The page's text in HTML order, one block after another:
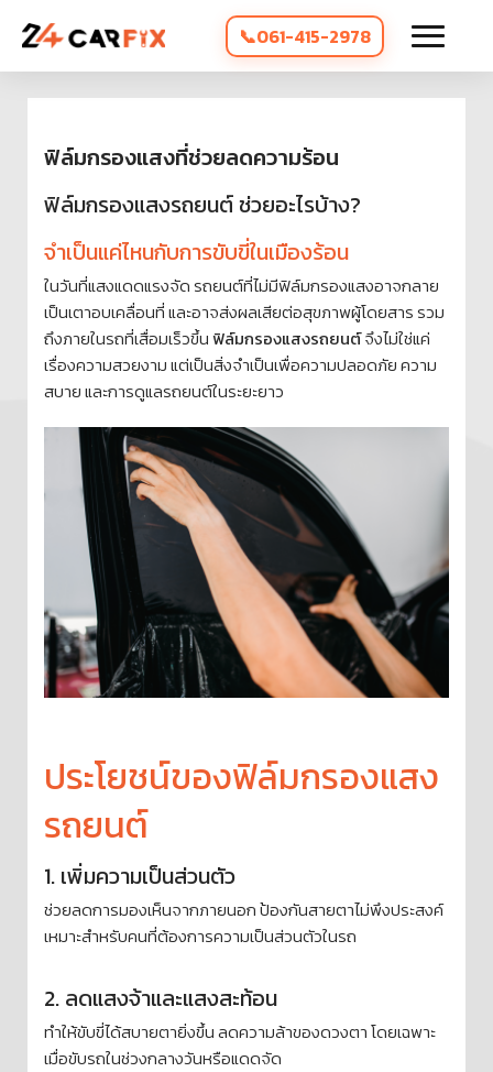
061-415-2978
ฟิล์มกรองแสงที่ช่วยลดความร้อน
ฟิล์มกรองแสงรถยนต์ ช่วยอะไรบ้าง?
จำเป็นแค่ไหนกับการขับขี่ในเมืองร้อน
ในวันที่แสงแดดแรงจัด รถยนต์ที่ไม่มีฟิล์มกรองแสงอาจกลาย
เป็นเตาอบเคลื่อนที่ และอาจส่งผลเสียต่อสุขภาพผู้โดยสาร รวม
ถึงภายในรถที่เสื่อมเร็วขึ้นฟิล์มกรองแสงรถยนต์จึงไม่ใช่แค่
เรื่องความสวยงาม แต่เป็นสิ่งจำเป็นเพื่อความปลอดภัย ความ
สบาย และการดูแลรถยนต์ในระยะยาว
ประโยชน์ของฟิล์มกรองแสง
รถยนต์
1. เพิ่มความเป็นส่วนตัว
ช่วยลดการมองเห็นจากภายนอก ป้องกันสายตาไม่พึงประสงค์
เหมาะสำหรับคนที่ต้องการความเป็นส่วนตัวในรถ
2. ลดแสงจ้าและแสงสะท้อน
ทำให้ขับขี่ได้สบายตายิ่งขึ้น ลดความล้าของดวงตา โดยเฉพาะ
เมื่อขับรถในช่วงกลางวันหรือแดดจัด